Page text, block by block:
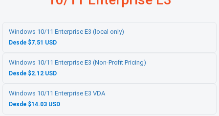
Windows 10/11 Enterprise E3 (local only)
Desde $7.51 USD
Windows 10/11 Enterprise E3 (Non-Profit Pricing)
Desde $2.12 USD
Windows 10/11 Enterprise E3 VDA
Desde $14.03 USD